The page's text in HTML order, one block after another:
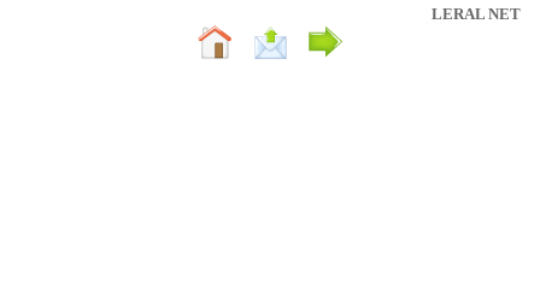
LERAL NET